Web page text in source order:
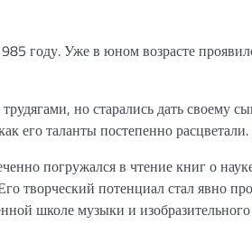
году. Уже в юном возрасте
но старались дать своему
его таланты постепенно расцветали.
погружался в чтение книг о
творческий потенциал стал явно
школе музыки и изобразительного